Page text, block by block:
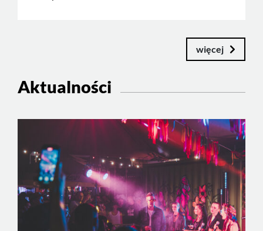
więcej
Aktualności